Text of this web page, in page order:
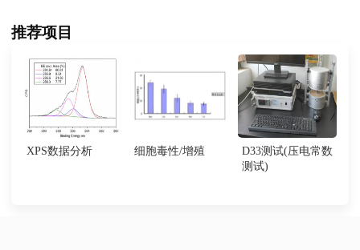
推荐项目
XPS数据分析 细胞毒性/增殖
D33测试(压电常数
测试)